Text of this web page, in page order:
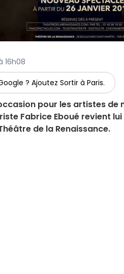
16h08
? Ajoutez Sortir à Paris.
pour les artistes
Fabrice Eboué revient
de la Renaissance.